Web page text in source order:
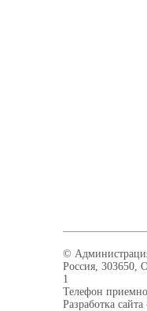
©
Россия, 303650,
1
Телефон
Разработка сайта